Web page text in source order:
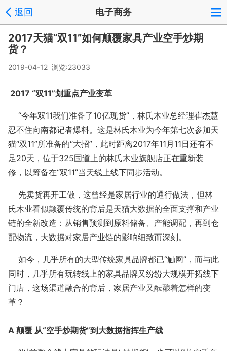
返回 电子商务
2017天猫“双11”如何颠覆家具产业空手炒期
货？
2019-04-12 浏览:23033
2017 “双11”划重点产业变革
“今年双11我们准备了10亿现货”，林氏木业总经理崔杰慧
忍不住向南都记者爆料。这是林氏木业为今年第七次参加天
猫“双11”所准备的“大招”，此时距离2017年11月11日还有不
足20天，位于325国道上的林氏木业旗舰店正在重新装
修，以筹备在“双11”当天线上线下同步活动。
先卖货再开工做，这曾经是家居行业的通行做法，但林
氏木业看似颠覆传统的背后是天猫大数据的全面支撑和产业
链的全新改造：从销售预测到原料储备、产能调配，再到仓
配物流，大数据对家居产业链的影响细致而深刻。
如今，几乎所有的大型传统家具品牌都已“触网”，而与此
同时，几乎所有玩转线上的家具品牌又纷纷大规模开拓线下
门店，这场渠道融合的背后，家居产业又酝酿着怎样的变
革？
A 颠覆 从“空手炒期货”到大数据指挥生产线